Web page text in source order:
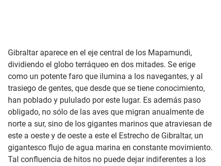
Gibraltar aparece en el eje central de los Mapamundi,
dividiendo el globo terráqueo en dos mitades. Se erige
como un potente faro que ilumina a los navegantes, y al
trasiego de gentes, que desde que se tiene conocimiento,
han poblado y pululado por este lugar. Es además paso
obligado, no sólo de las aves que migran anualmente de
norte a sur, sino de los gigantes marinos que atraviesan de
este a oeste y de oeste a este el Estrecho de Gibraltar, un
gigantesco flujo de agua marina en constante movimiento.
Tal confluencia de hitos no puede dejar indiferentes a los